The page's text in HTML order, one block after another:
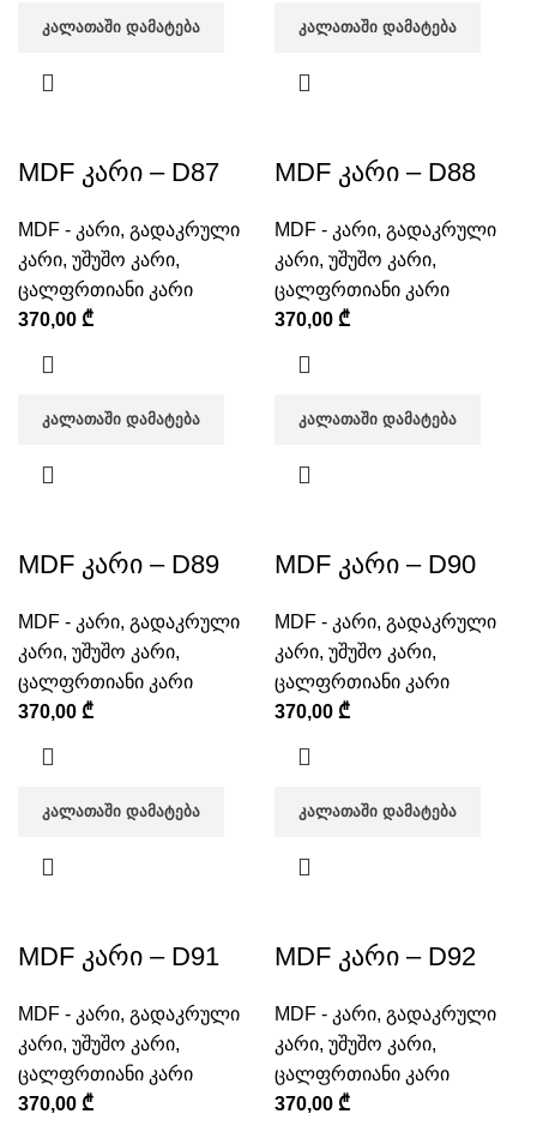
ᲙᲐᲚᲐᲗᲐᲨᲘ ᲓᲐᲛᲐᲢᲔᲑᲐ ᲙᲐᲚᲐᲗᲐᲨᲘ ᲓᲐᲛᲐᲢᲔᲑᲐ
MDF კარი – D87
MDF - კარი, გადაკრული
კარი, უშუშო კარი,
ცალფრთიანი კარი
370,00 ₾
ᲙᲐᲚᲐᲗᲐᲨᲘ ᲓᲐᲛᲐᲢᲔᲑᲐ
MDF კარი – D88
MDF - კარი, გადაკრული
კარი, უშუშო კარი,
ცალფრთიანი კარი
370,00 ₾
ᲙᲐᲚᲐᲗᲐᲨᲘ ᲓᲐᲛᲐᲢᲔᲑᲐ
MDF კარი – D89
MDF - კარი, გადაკრული
კარი, უშუშო კარი,
ცალფრთიანი კარი
370,00 ₾
ᲙᲐᲚᲐᲗᲐᲨᲘ ᲓᲐᲛᲐᲢᲔᲑᲐ
MDF კარი – D90
MDF - კარი, გადაკრული
კარი, უშუშო კარი,
ცალფრთიანი კარი
370,00 ₾
ᲙᲐᲚᲐᲗᲐᲨᲘ ᲓᲐᲛᲐᲢᲔᲑᲐ
MDF კარი – D91
MDF - კარი, გადაკრული
კარი, უშუშო კარი,
ცალფრთიანი კარი
370,00 ₾
MDF კარი – D92
MDF - კარი, გადაკრული
კარი, უშუშო კარი,
ცალფრთიანი კარი
370,00 ₾